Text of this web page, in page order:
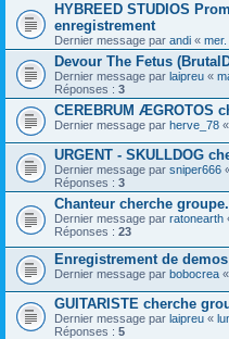
HYBREED STUDIOS
enregistrement
Dernier message par andi «
Devour The Fetus
Dernier message par laipreu «
Réponses : 3
CEREBRUM ÆGROTOS
Dernier message par herve_78 «
URGENT - SKULLDOG
Dernier message par sniper666
Réponses : 3
Chanteur cherche
Dernier message par ratonearth
Réponses : 23
Enregistrement de
Dernier message par bobocrea «
GUITARISTE cherche
Dernier message par laipreu «
Réponses : 5